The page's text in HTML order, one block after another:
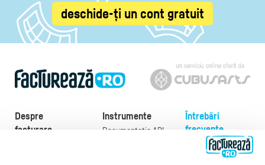
deschide-ți un cont gratuit
Despre
facturare
Instrumente
Documentație API
Întrebări
frecvente
Despre noi